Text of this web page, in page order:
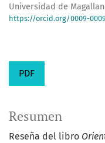
Universidad de
https://orcid.org/0009-
PDF
Resumen
Reseña del libro